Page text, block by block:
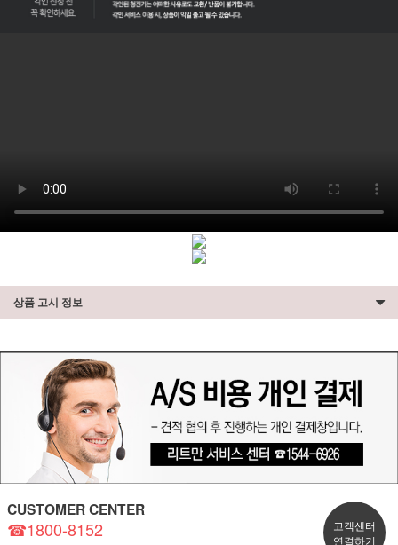
상품 고시 정보
CUSTOMER CENTER
☎1800-8152
고객센터
연결하기